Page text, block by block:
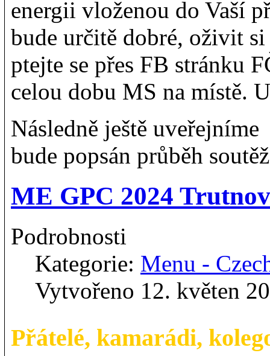
energii vloženou do Vaší
bude určitě dobré, oživit
ptejte se přes FB stránku
celou dobu MS na místě.
Následně ještě
bude popsán průběh
ME GPC 2024
Podrobnosti
Kategorie: Menu -
Vytvořeno 12. květen
Přátelé, kamarádi,